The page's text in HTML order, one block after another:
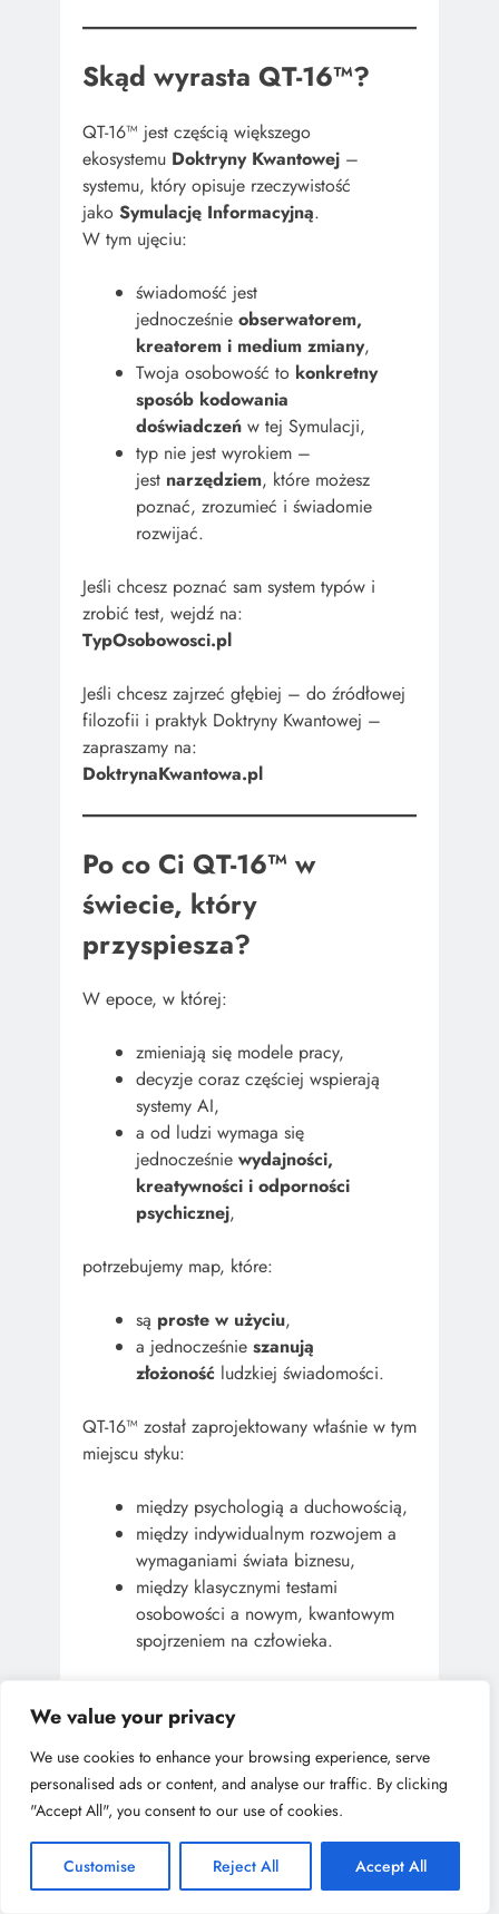
We value your privacy
We use cookies to enhance your browsing experience, serve
personalised ads or content, and analyse our traffic. By clicking
"Accept All", you consent to our use of cookies.
Customise Reject All Accept All
Skąd wyrasta QT-16™?
QT-16™ jest częścią większego
ekosystemu Doktryny Kwantowej –
systemu, który opisuje rzeczywistość
jako Symulację Informacyjną.
W tym ujęciu:
świadomość jest
jednocześnie obserwatorem,
kreatorem i medium zmiany,
Twoja osobowość to konkretny
sposób kodowania
doświadczeń w tej Symulacji,
typ nie jest wyrokiem –
jest narzędziem, które możesz
poznać, zrozumieć i świadomie
rozwijać.
Jeśli chcesz poznać sam system typów i
zrobić test, wejdź na:
TypOsobowosci.pl
Jeśli chcesz zajrzeć głębiej – do źródłowej
filozofii i praktyk Doktryny Kwantowej –
zapraszamy na:
DoktrynaKwantowa.pl
Po co Ci QT-16™ w
świecie, który
przyspiesza?
W epoce, w której:
zmieniają się modele pracy,
decyzje coraz częściej wspierają
systemy AI,
a od ludzi wymaga się
jednocześnie wydajności,
kreatywności i odporności
psychicznej,
potrzebujemy map, które:
są proste w użyciu,
a jednocześnie szanują
złożoność ludzkiej świadomości.
QT-16™ został zaprojektowany właśnie w tym
miejscu styku:
między psychologią a duchowością,
między indywidualnym rozwojem a
wymaganiami świata biznesu,
między klasycznymi testami
osobowości a nowym, kwantowym
spojrzeniem na człowieka.
definicji.
To jest system, który ma Ci
pomóc
zobaczyć siebie wyraźniej– po
to, żebyś mogła/mógł:
podejmować decyzje z większą
klarownością,